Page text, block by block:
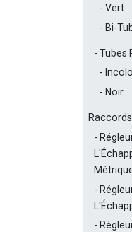
Vert
Bi-
Tubes
Noir